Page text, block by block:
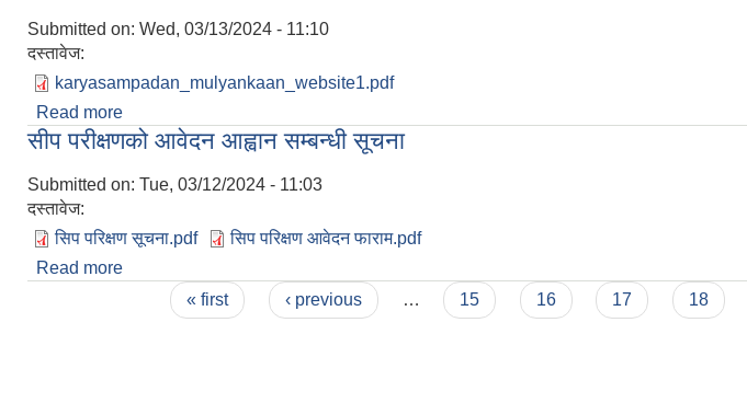
Submitted on: Wed, 03/13/2024 - 11:10
दस्तावेज:
karyasampadan_mulyankaan_website1.pdf
Read more
सीप परीक्षणको आवेदन आह्वान सम्बन्धी सूचना
Submitted on: Tue, 03/12/2024 - 11:03
दस्तावेज:
सिप परिक्षण सूचना.pdf
सिप परिक्षण आवेदन फाराम.pdf
Read more
« first ‹ previous … 15 16 17 18